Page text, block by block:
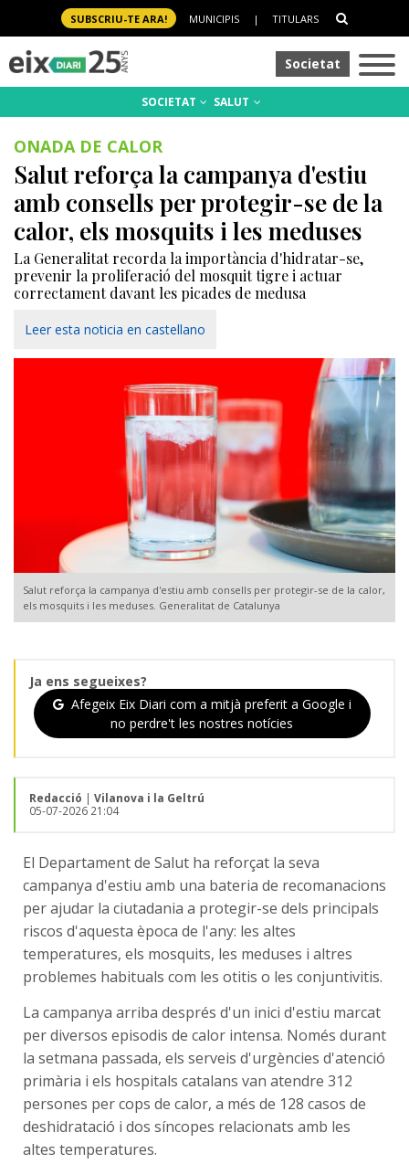
SUBSCRIU-TE ARA! MUNICIPIS | TITULARS
Societat
SOCIETAT SALUT
ONADA DE CALOR
Salut reforça la campanya d'estiu
amb consells per protegir-se de la
calor, els mosquits i les meduses
La Generalitat recorda la importància d'hidratar-se,
prevenir la proliferació del mosquit tigre i actuar
correctament davant les picades de medusa
Leer esta noticia en castellano
Salut reforça la campanya d'estiu amb consells per protegir-se de la calor,
els mosquits i les meduses. Generalitat de Catalunya
Ja ens segueixes?
Afegeix Eix Diari com a mitjà preferit a Google i
no perdre't les nostres notícies
Redacció | Vilanova i la Geltrú
05-07-2026 21:04
El Departament de Salut ha reforçat la seva
campanya d'estiu amb una bateria de recomanacions
per ajudar la ciutadania a protegir-se dels principals
riscos d'aquesta època de l'any: les altes
temperatures, els mosquits, les meduses i altres
problemes habituals com les otitis o les conjuntivitis.
La campanya arriba després d'un inici d'estiu marcat
per diversos episodis de calor intensa. Només durant
la setmana passada, els serveis d'urgències d'atenció
primària i els hospitals catalans van atendre 312
persones per cops de calor, a més de 128 casos de
deshidratació i dos síncopes relacionats amb les
altes temperatures.